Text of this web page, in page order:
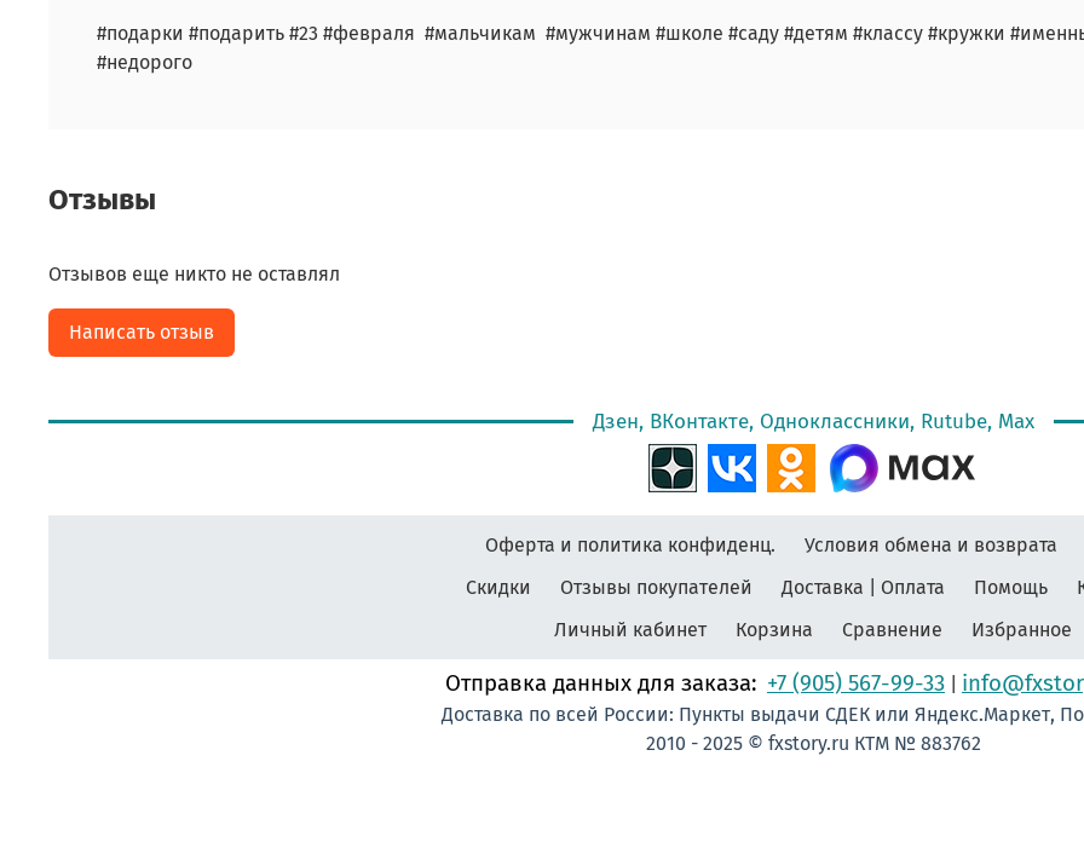
#подарки #подарить #23 #февраля #мальчикам #мужчинам #школе #саду #детям #классу #кружки
#недорого
Отзывы
Отзывов еще никто не оставлял
Написать отзыв
Дзен, ВКонтакте, Одноклассники, Rutube, Max
Оферта и политика конфиденц.
Условия обмена и возврата
Скидки
Отзывы покупателей Доставка | Оплата Помощь
Личный кабинет
Корзина Сравнение Избранное
Отправка данных для заказа: +7 (905) 567-99-33
Доставка по всей России: Пункты выдачи СДЕК или Яндекс.Маркет,
2010 - 2025 © fxstory.ru КТМ № 883762